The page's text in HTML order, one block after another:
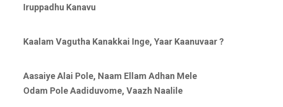
Iruppadhu Kanavu
Kaalam Vagutha Kanakkai Inge, Yaar Kaanuvaar ?
Aasaiye Alai Pole, Naam Ellam Adhan Mele
Odam Pole Aadiduvome, Vaazh Naalile